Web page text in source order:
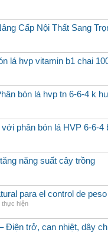
Cấp Nội Thất Sang
lá hvp vitamin b1 chai
bón lá hvp tn 6-6-4 k
phân bón lá HVP 6-6-4
năng suất cây trồng
para el control de peso
thực hiện
Điện trở, can nhiệt, dây